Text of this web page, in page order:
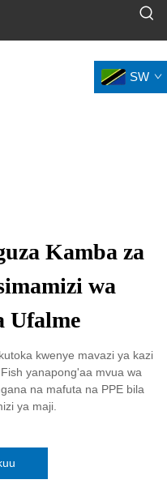
SW
Kamba za
wa
Ufalme
kwenye mavazi ya kazi
yanapong'aa mvua wa
na mafuta na PPE bila
ya maji.